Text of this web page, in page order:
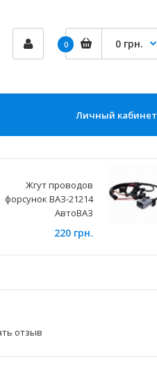
0 0 грн.
Личный кабинет
Жгут проводов
форсунок ВАЗ-21214
АвтоВАЗ
220 грн.
отзыв